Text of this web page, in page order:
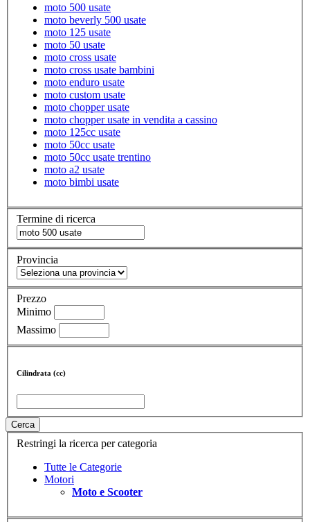
moto 500 usate
moto beverly 500 usate
moto 125 usate
moto 50 usate
moto cross usate
moto cross usate bambini
moto enduro usate
moto custom usate
moto chopper usate
moto chopper usate in vendita a cassino
moto 125cc usate
moto 50cc usate
moto 50cc usate trentino
moto a2 usate
moto bimbi usate
Termine di ricerca
Provincia
Prezzo
Minimo
Massimo
Cilindrata (cc)
Cerca
Restringi la ricerca per categoria
Tutte le Categorie
Motori
Moto e Scooter